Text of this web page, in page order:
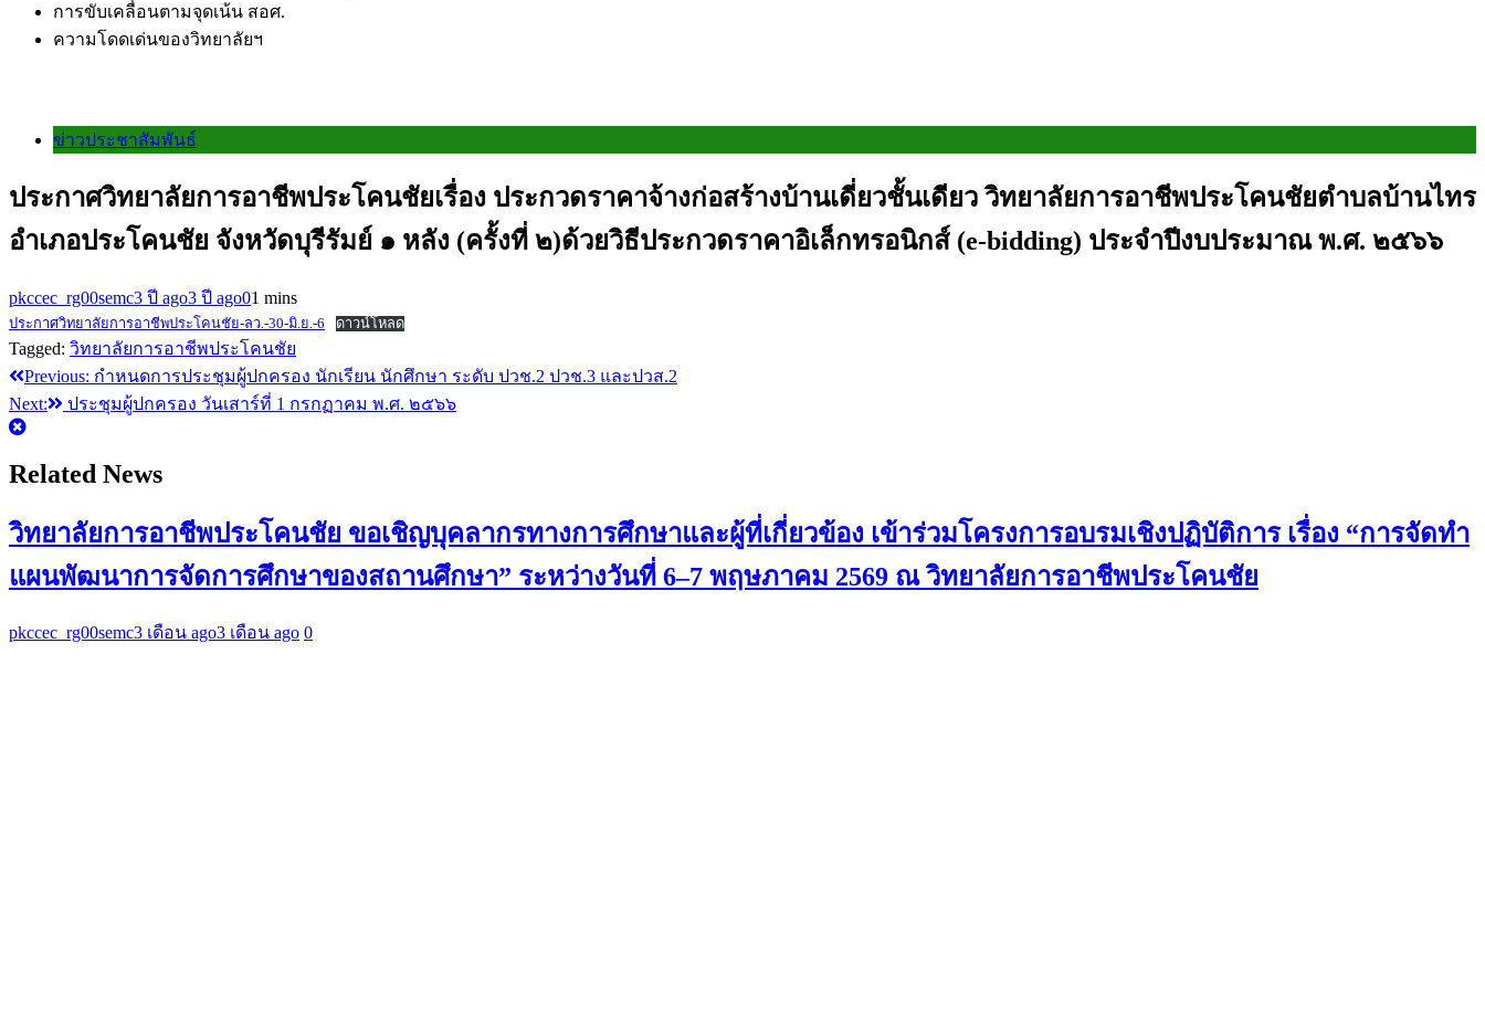
การขับเคลื่อนตามจุดเน้น สอศ.
ความโดดเด่นของวิทยาลัยฯ
ข่าวประชาสัมพันธ์
ประกาศวิทยาลัยการอาชีพประโคนชัยเรื่อง ประกวดราคาจ้างก่อสร้างบ้านเดี่ยวชั้นเดียว วิทยาลัยการอาชีพประโคนชัยตำบลบ้านไทร
อำเภอประโคนชัย จังหวัดบุรีรัมย์ ๑ หลัง (ครั้งที่ ๒)ด้วยวิธีประกวดราคาอิเล็กทรอนิกส์ (e-bidding) ประจำปีงบประมาณ พ.ศ. ๒๕๖๖
pkccec_rg00semc3 ปี ago3 ปี ago01 mins
ประกาศวิทยาลัยการอาชีพประโคนชัย-ลว.-30-มิ.ย.-6 ดาวน์โหลด
Tagged: วิทยาลัยการอาชีพประโคนชัย
แนะแนว
เรื่อง
Previous: กำหนดการประชุมผู้ปกครอง นักเรียน นักศึกษา ระดับ ปวช.2 ปวช.3 และปวส.2
Next:
ประชุมผู้ปกครอง วันเสาร์ที่ 1 กรกฏาคม พ.ศ. ๒๕๖๖
Related News
วิทยาลัยการอาชีพประโคนชัย ขอเชิญบุคลากรทางการศึกษาและผู้ที่เกี่ยวข้อง เข้าร่วมโครงการอบรมเชิงปฏิบัติการ เรื่อง “การจัดทำ
แผนพัฒนาการจัดการศึกษาของสถานศึกษา” ระหว่างวันที่ 6–7 พฤษภาคม 2569 ณ วิทยาลัยการอาชีพประโคนชัย
pkccec_rg00semc3 เดือน ago3 เดือน ago 0